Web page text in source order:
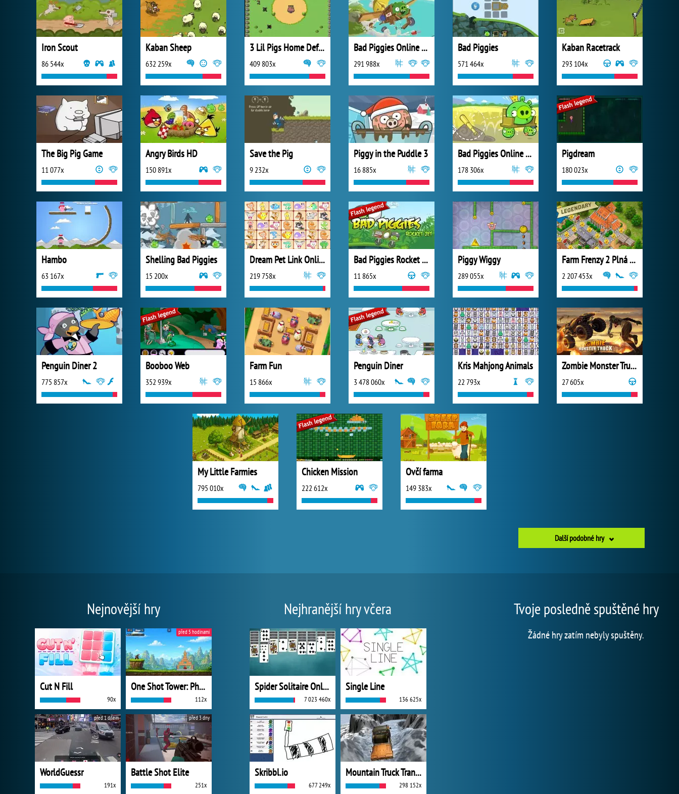
Iron Scout
86 544x
Kaban Sheep
632 259x
3 Lil Pigs Home Defense
409 803x
Bad Piggies Online 2015
291 988x
Bad Piggies
571 464x
Kaban Racetrack
293 104x
The Big Pig Game
11 077x
Angry Birds HD
150 891x
Save the Pig
9 232x
Piggy in the Puddle 3
16 885x
Bad Piggies Online 2017
178 306x
Pigdream
180 023x
Hambo
63 167x
Shelling Bad Piggies
15 200x
Dream Pet Link Online
219 758x
Bad Piggies Rocket Jet
11 865x
Piggy Wiggy
289 055x
Farm Frenzy 2 Plná Verze
2 207 453x
Penguin Diner 2
775 857x
Booboo Web
352 939x
Farm Fun
15 866x
Penguin Diner
3 478 060x
Kris Mahjong Animals
22 793x
Zombie Monster Truck
27 605x
My Little Farmies
795 010x
Chicken Mission
222 612x
Ovčí farma
149 383x
Další podobné hry
Nejnovější hry
Cut N Fill
90x
One Shot Tower: Physics Destroyer
112x
před 5 hodinami
WorldGuessr
191x
před 1 dnem
Battle Shot Elite
251x
před 3 dny
Nejhranější hry včera
Spider Solitaire Online
7 023 460x
Single Line
136 625x
Skribbl.io
677 249x
Mountain Truck Transport
298 152x
Tvoje posledně spuštěné hry
Žádné hry zatím nebyly spuštěny.